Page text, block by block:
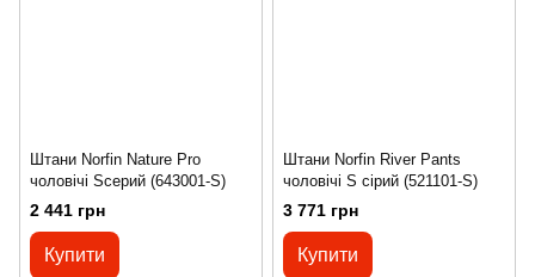
Штани Norfin Nature Pro
чоловічі Sсерий (643001-S)
2 441 грн
Купити
Штани Norfin River Pants
чоловічі S сірий (521101-S)
3 771 грн
Купити